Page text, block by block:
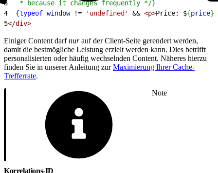
3
   * because it changes frequently */
}
4
{typeof window != 'undefined' && <p>Price: ${price}
5</div>
Einiger Content darfnurauf der Client-Seite gerendert werden,
damit die bestmögliche Leistung erzielt werden kann. Dies betrifft
personalisierten oder häufig wechselnden Content. Näheres hierzu
finden Sie in unserer Anleitung zurMaximierung Ihrer Cache-
Trefferrate.
Note
Korrelations-ID